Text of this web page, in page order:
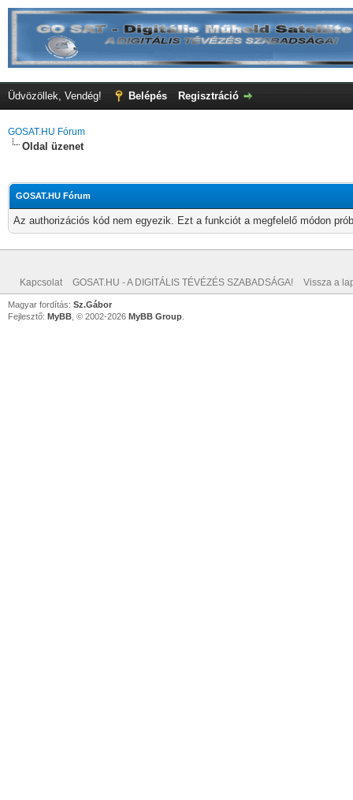
Üdvözöllek, Vendég! Belépés Regisztráció
GOSAT.HU Fórum
Oldal üzenet
GOSAT.HU Fórum
Az authorizációs kód nem egyezik. Ezt a funkciót a megfelelő módon
Kapcsolat GOSAT.HU - A DIGITÁLIS TÉVÉZÉS SZABADSÁGA! Vissza a
Magyar fordítás: Sz.Gábor
Fejlesztő: MyBB , © 2002-2026 MyBB Group